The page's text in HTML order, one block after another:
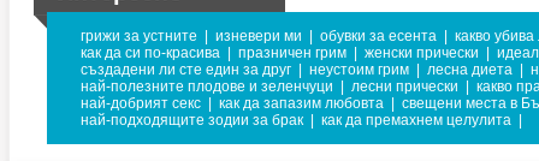
грижи за устните изневери ми обувки за есента
какво
как да си по-красива
празничен грим женски прически
създадени ли сте един за друг
неустоим грим лесна диета
най-полезните плодове и зеленчуци
лесни прически
какво
най-добрият секс
как да запазим любовта
свещени места в
най-подходящите зодии за брак
как да премахнем целулита